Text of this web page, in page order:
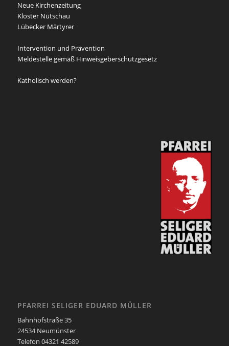
Neue Kirchenzeitung
Kloster Nütschau
Lübecker Märtyrer
Intervention und Prävention
Meldestelle gemäß Hinweisgeberschutzgesetz
Katholisch werden?
PFARREI SELIGER EDUARD MÜLLER
Bahnhofstraße 35
24534 Neumünster
Telefon 04321 42589